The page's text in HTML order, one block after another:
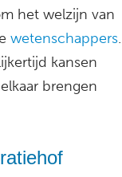
het welzijn van
wetenschappers.
kansen
brengen